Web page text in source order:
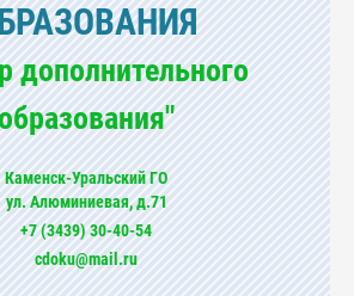
дополнительного
Каменск-Уральский ГО
ул. Алюминиевая, д.71
+7 (3439) 30-40-54
cdoku@mail.ru